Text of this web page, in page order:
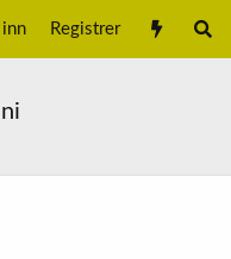
inn Registrer